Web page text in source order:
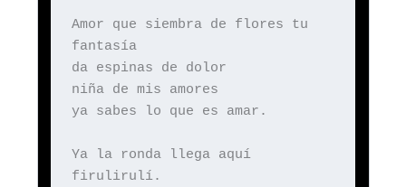
Amor que siembra de flores tu
fantasía
da espinas de dolor
niña de mis amores
ya sabes lo que es amar.
Ya la ronda llega aquí
firulirulí.